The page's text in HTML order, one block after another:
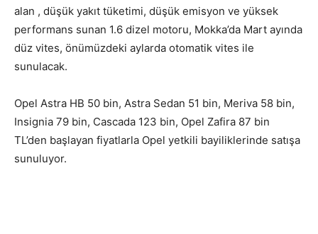
alan , düşük yakıt tüketimi, düşük emisyon ve yüksek
performans sunan 1.6 dizel motoru, Mokka’da Mart ayında
düz vites, önümüzdeki aylarda otomatik vites ile
sunulacak.
Opel Astra HB 50 bin, Astra Sedan 51 bin, Meriva 58 bin,
Insignia 79 bin, Cascada 123 bin, Opel Zafira 87 bin
TL’den başlayan fiyatlarla Opel yetkili bayiliklerinde satışa
sunuluyor.